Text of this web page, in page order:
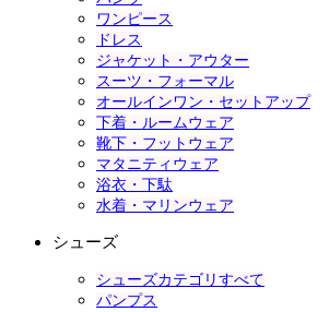
ワンピース
ドレス
ジャケット・アウター
スーツ・フォーマル
オールインワン・セットアップ
下着・ルームウェア
靴下・フットウェア
マタニティウェア
浴衣・下駄
水着・マリンウェア
シューズ
シューズカテゴリすべて
パンプス